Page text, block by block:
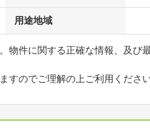
用途地域
物件に関する正確な情報、及び
すのでご理解の上ご利用ください